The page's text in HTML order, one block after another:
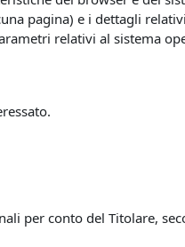
pagina) e i dettagli
relativi al sistema
per conto del Titolare,